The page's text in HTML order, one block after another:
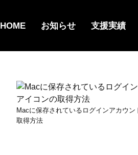
HOME お知らせ 支援実績
Macに保存されているログインアカウン
取得方法